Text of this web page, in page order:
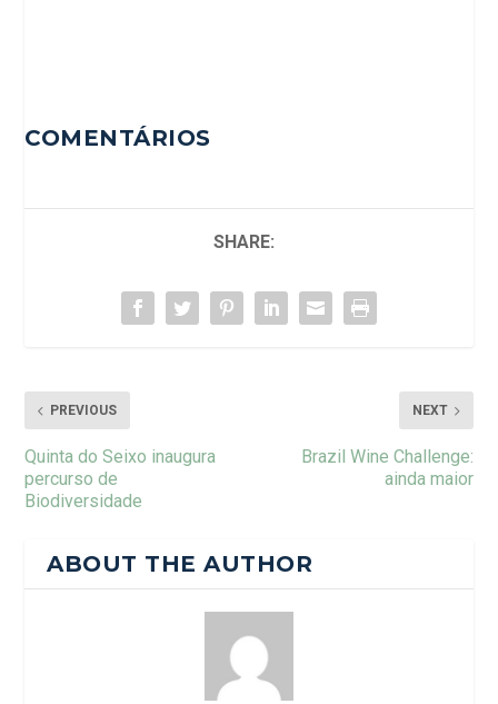
COMENTÁRIOS
SHARE:
PREVIOUS
Quinta do Seixo inaugura
percurso de
Biodiversidade
NEXT
Brazil Wine Challenge:
ainda maior
ABOUT THE AUTHOR